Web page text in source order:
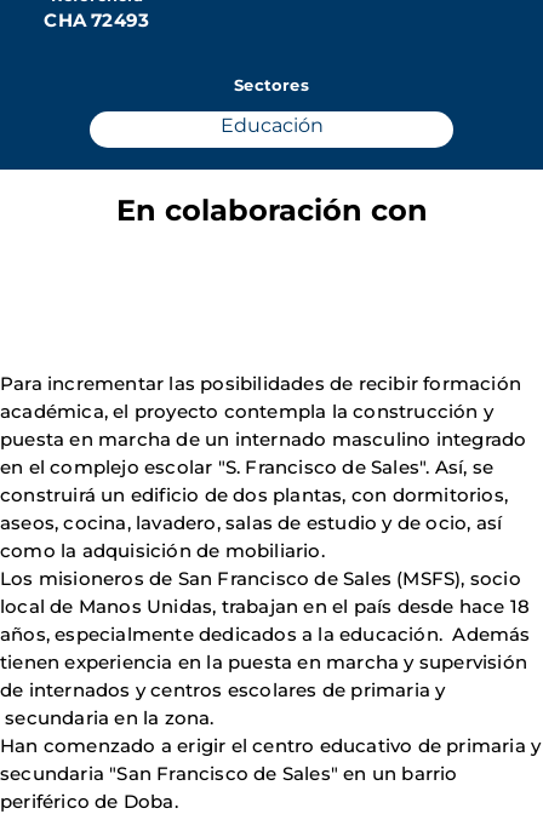
CHA 72493
Sectores
Educación
En colaboración con
Para incrementar las posibilidades de recibir formación
académica, el proyecto contempla la construcción y
puesta en marcha de un internado masculino integrado
en el complejo escolar "S. Francisco de Sales". Así, se
construirá un edificio de dos plantas, con dormitorios,
aseos, cocina, lavadero, salas de estudio y de ocio, así
como la adquisición de mobiliario.
Los misioneros de San Francisco de Sales (MSFS), socio
local de Manos Unidas, trabajan en el país desde hace 18
años, especialmente dedicados a la educación. Además
tienen experiencia en la puesta en marcha y supervisión
de internados y centros escolares de primaria y
secundaria en la zona.
Han comenzado a erigir el centro educativo de primaria y
secundaria "San Francisco de Sales" en un barrio
periférico de Doba.